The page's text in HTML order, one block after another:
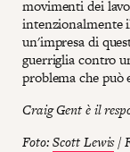
movimenti dei
intenzionalmente
un'impresa di
guerriglia contro
problema che può
Craig Gent è il
Foto:Scott Lewis/